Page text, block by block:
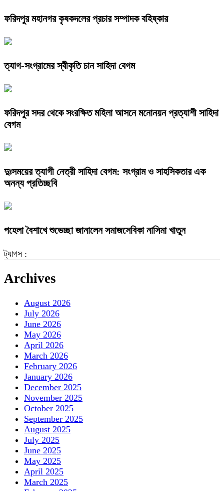
ফরিদপুর মহানগর কৃষকদলের প্রচার সম্পাদক বহিষ্কার
ত্যাগ-সংগ্রামের স্বীকৃতি চান সাহিদা বেগম
ফরিদপুর সদর থেকে সংরক্ষিত মহিলা আসনে মনোনয়ন প্রত্যাশী সাহিদা
বেগম
দুঃসময়ের ত্যাগী নেত্রী সাহিদা বেগম: সংগ্রাম ও সাহসিকতার এক
অনন্য প্রতিচ্ছবি
পহেলা বৈশাখে শুভেচ্ছা জানালেন সমাজসেবিকা নাসিমা খাতুন
ট্যাগস :
Archives
August 2026
July 2026
June 2026
May 2026
April 2026
March 2026
February 2026
January 2026
December 2025
November 2025
October 2025
September 2025
August 2025
July 2025
June 2025
May 2025
April 2025
March 2025